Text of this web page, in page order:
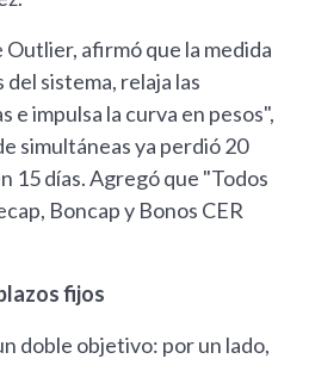
afirmó que la medida
sistema, relaja las
e impulsa la curva en pesos",
simultáneas ya perdió 20
15 días. Agregó que "Todos
Boncap y Bonos CER
fijos
doble objetivo: por un lado,